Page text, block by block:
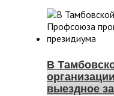
В
выездное